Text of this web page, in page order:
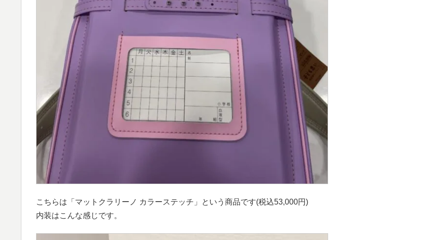
こちらは「マットクラリーノ カラーステッチ」という商品です(税込53,000円)
内装はこんな感じです。